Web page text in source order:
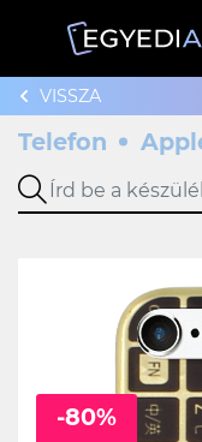
VISSZA
Telefon
-80%